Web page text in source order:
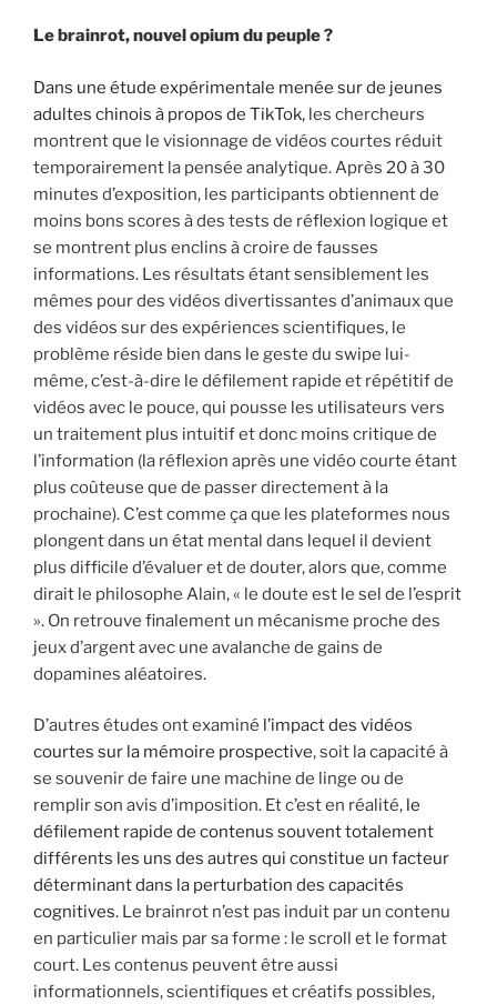
Le brainrot, nouvel opium du peuple ?
Dans une étude expérimentale menée sur de jeunes
adultes chinois à propos de TikTok, les chercheurs
montrent que le visionnage de vidéos courtes réduit
temporairement la pensée analytique. Après 20 à 30
minutes d’exposition, les participants obtiennent de
moins bons scores à des tests de réflexion logique et
se montrent plus enclins à croire de fausses
informations. Les résultats étant sensiblement les
mêmes pour des vidéos divertissantes d’animaux que
des vidéos sur des expériences scientifiques, le
problème réside bien dans le geste du swipe lui-
même, c’est-à-dire le défilement rapide et répétitif de
vidéos avec le pouce, qui pousse les utilisateurs vers
un traitement plus intuitif et donc moins critique de
l’information (la réflexion après une vidéo courte étant
plus coûteuse que de passer directement à la
prochaine). C’est comme ça que les plateformes nous
plongent dans un état mental dans lequel il devient
plus difficile d’évaluer et de douter, alors que, comme
dirait le philosophe Alain, « le doute est le sel de l’esprit
». On retrouve finalement un mécanisme proche des
jeux d’argent avec une avalanche de gains de
dopamines aléatoires.
D’autres études ont examiné l’impact des vidéos
courtes sur la mémoire prospective, soit la capacité à
se souvenir de faire une machine de linge ou de
remplir son avis d’imposition. Et c’est en réalité, le
défilement rapide de contenus souvent totalement
différents les uns des autres qui constitue un facteur
déterminant dans la perturbation des capacités
cognitives. Le brainrot n’est pas induit par un contenu
en particulier mais par sa forme : le scroll et le format
court. Les contenus peuvent être aussi
informationnels, scientifiques et créatifs possibles,